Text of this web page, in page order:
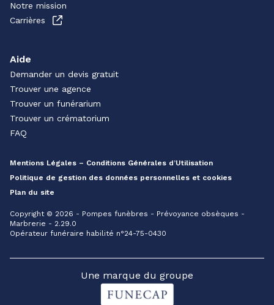
Notre mission
Carrières
Aide
Demander un devis gratuit
Trouver une agence
Trouver un funérarium
Trouver un crématorium
FAQ
Mentions Légales – Conditions Générales d’Utilisation
Politique de gestion des données personnelles et cookies
Plan du site
Copyright © 2026 - Pompes funèbres - Prévoyance obsèques -
Marbrerie - 2.29.0
Opérateur funéraire habilité n°24-75-0430
Une marque du groupe